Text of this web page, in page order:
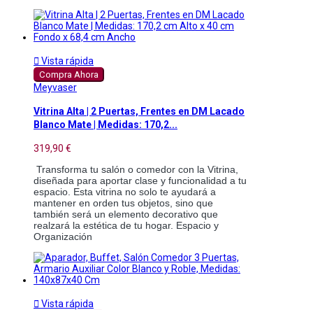
 Vista rápida
Compra Ahora
Meyvaser
Vitrina Alta | 2 Puertas, Frentes en DM Lacado
Blanco Mate | Medidas: 170,2...
319,90 €
Transforma tu salón o comedor con la Vitrina,
diseñada para aportar clase y funcionalidad a tu
espacio. Esta vitrina no solo te ayudará a
mantener en orden tus objetos, sino que
también será un elemento decorativo que
realzará la estética de tu hogar. Espacio y
Organización
 Vista rápida